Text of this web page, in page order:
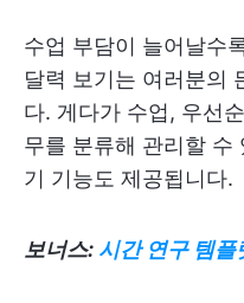
수업 부담이 늘어날수
달력 보기는 여러분의
다. 게다가 수업, 우선
무를 분류해 관리할 수
기 기능도 제공됩니다.
보너스: 시간 연구 템플